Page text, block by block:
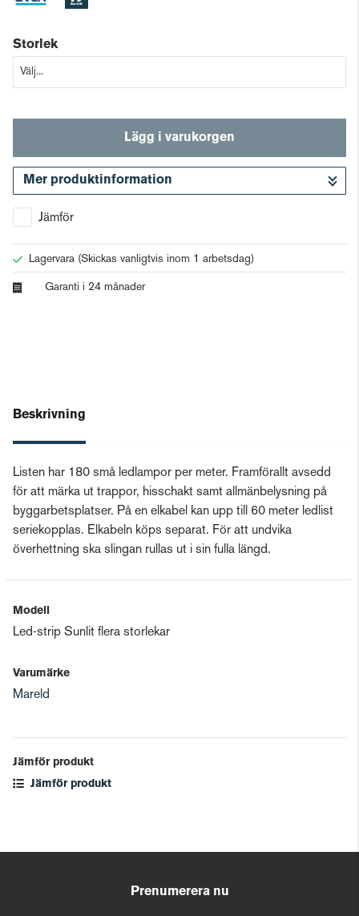
Storlek
Lägg i varukorgen
Mer produktinformation
Jämför
Lagervara (Skickas vanligtvis inom 1 arbetsdag)
Garanti i 24 månader
Beskrivning
Listen har 180 små ledlampor per meter. Framförallt avsedd
för att märka ut trappor, hisschakt samt allmänbelysning på
byggarbetsplatser. På en elkabel kan upp till 60 meter ledlist
seriekopplas. Elkabeln köps separat. För att undvika
överhettning ska slingan rullas ut i sin fulla längd.
Modell
Led-strip Sunlit flera storlekar
Varumärke
Mareld
Jämför produkt
Jämför produkt
Prenumerera nu